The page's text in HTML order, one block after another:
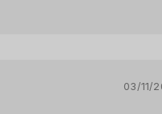
03/11/